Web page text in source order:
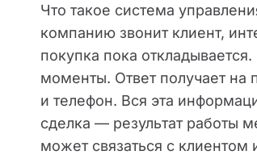
Что такое система
компанию звонит клиент,
покупка пока
моменты. Ответ получает на
и телефон. Вся эта
сделка — результат работы
может связаться с клиентом